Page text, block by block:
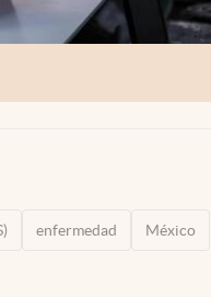
enfermedad México